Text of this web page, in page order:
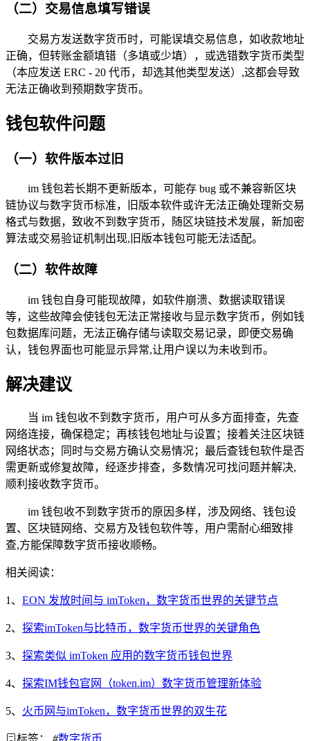
（二）交易信息填写错误
交易方发送数字货币时，可能误填交易信息，如收款地址
正确，但转账金额填错（多填或少填），或选错数字货币类型
（本应发送 ERC - 20 代币，却选其他类型发送）,这都会导致
无法正确收到预期数字货币。
钱包软件问题
（一）软件版本过旧
im 钱包若长期不更新版本，可能存 bug 或不兼容新区块
链协议与数字货币标准，旧版本软件或许无法正确处理新交易
格式与数据，致收不到数字货币，随区块链技术发展，新加密
算法或交易验证机制出现,旧版本钱包可能无法适配。
（二）软件故障
im 钱包自身可能现故障，如软件崩溃、数据读取错误
等，这些故障会使钱包无法正常接收与显示数字货币，例如钱
包数据库问题，无法正确存储与读取交易记录，即便交易确
认，钱包界面也可能显示异常,让用户误以为未收到币。
解决建议
当 im 钱包收不到数字货币，用户可从多方面排查，先查
网络连接，确保稳定；再核钱包地址与设置；接着关注区块链
网络状态；同时与交易方确认交易情况；最后查钱包软件是否
需更新或修复故障，经逐步排查，多数情况可找问题并解决,
顺利接收数字货币。
im 钱包收不到数字货币的原因多样，涉及网络、钱包设
置、区块链网络、交易方及钱包软件等，用户需耐心细致排
查,方能保障数字货币接收顺畅。
相关阅读：
1、 EON 发放时间与 imToken，数字货币世界的关键节点
2、 探索imToken与比特币，数字货币世界的关键角色
3、 探索类似 imToken 应用的数字货币钱包世界
4、 探索IM钱包官网（token.im）数字货币管理新体验
5、 火币网与imToken，数字货币世界的双生花